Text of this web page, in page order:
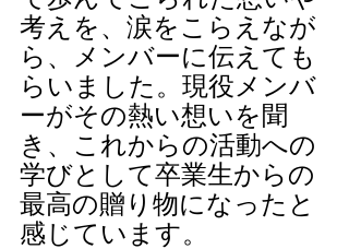
考えを、涙をこらえなが
ら、メンバーに伝えても
らいました。現役メンバ
ーがその熱い想いを聞
き、これからの活動への
学びとして卒業生からの
最高の贈り物になったと
感じています。